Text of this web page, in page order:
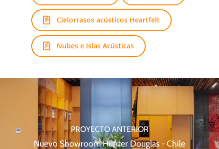
Cielorrasos acústicos Heartfelt
Nubes e Islas Acústicas
PROYECTO ANTERIOR
Nuevo Showroom Hunter Douglas - Chile